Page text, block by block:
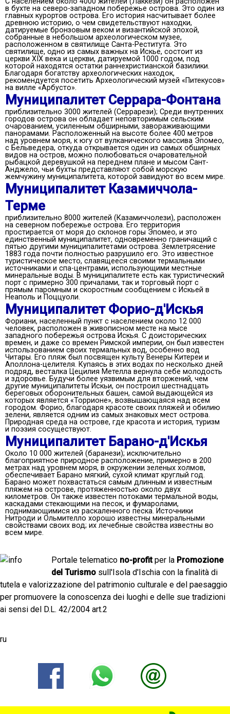
в бухте на северо-западном побережье острова. Это один из
главных курортов острова. Его история насчитывает более
древнюю историю, о чем свидетельствуют находки,
датируемые бронзовым веком и византийской эпохой,
собранные в небольшом археологическом музее,
расположенном в святилище Санта-Реститута. Это
святилище, одно из самых важных на Искье, состоит из
церкви XIX века и церкви, датируемой 1000 годом, под
которой находятся остатки раннехристианской базилики.
Благодаря богатству археологических находок,
рекомендуется посетить Археологический музей «Питекусов»
на вилле «Арбусто».
Муниципалитет Серрара-Фонтана
приблизительно 3000 жителей (Серрарези); Среди внутренних
городов острова он обладает неповторимым сельским
очарованием, усиленным обширными, завораживающими
панорамами. Расположенный на высоте более 400 метров
над уровнем моря, к югу от вулканического массива Эпомео,
с Бельведера, откуда открывается один из самых обширных
видов на остров, можно полюбоваться очаровательной
рыбацкой деревушкой на переднем плане и мысом Сант-
Анджело, чьи бухты представляют собой морскую
жемчужину муниципалитета, которой завидуют во всем мире.
Муниципалитет Казамиччола-
Терме
приблизительно 8000 жителей (Казамиччолези), расположен
на северном побережье острова. Его территория
простирается от моря до склонов горы Эпомео, и это
единственный муниципалитет, одновременно граничащий с
пятью другими муниципалитетами острова. Землетрясение
1883 года почти полностью разрушило его. Это известное
туристическое место, славящееся своими термальными
источниками и спа-центрами, использующими местные
минеральные воды. В муниципалитете есть как туристический
порт с примерно 300 причалами, так и торговый порт с
прямым паромным и скоростным сообщением с Искьей в
Неаполь и Поццуоли.
Муниципалитет Форио-д'Искья
Фориани, населенный пункт с населением около 12 000
человек, расположен в живописном месте на мысе
западного побережья острова Искья. С доисторических
времен, и даже со времен Римской империи, он был известен
использованием своих термальных вод, особенно вод
Читары. Его пляж был посвящен культу Венеры Китереи и
Аполлона-целителя. Купаясь в этих водах по несколько дней
подряд, весталка Цецилия Метелла вернула себе молодость
и здоровье. Будучи более уязвимым для вторжений, чем
другие муниципалитеты Искьи, он построил шестнадцать
береговых оборонительных башен, самой выдающейся из
которых является «Торрионе», возвышающаяся над всем
городом. Форио, благодаря красоте своих пляжей и обилию
зелени, является одним из самых знаковых мест острова.
Природная среда на острове, где красота и история, туризм
и поэзия сосуществуют.
Муниципалитет Барано-д'Искья
Около 10 000 жителей (баранези); исключительно
благоприятное природное расположение, примерно в 200
метрах над уровнем моря, в окружении зеленых холмов,
обеспечивает Барано мягкий, сухой климат круглый год.
Барано может похвастаться самым длинным и известным
пляжем на острове, протяженностью около двух
километров. Он также известен потоками термальной воды,
каскадами стекающими на песок, и фумаролами,
поднимающимися из раскаленного песка. Источники
Нитроди и Ольмителло хорошо известны минеральными
свойствами своих вод; их лечебные свойства известны во
всем мире.
Portale telematico no-profitper la Promozione
del Turismo sull'Isola d'Ischia con la finalità di
tutela e valorizzazione del patrimonio culturale e del paesaggio
per promuovere la conoscenza dei luoghi e delle sue tradizioni
ai sensi del D.L. 42/2004 art.2
ru